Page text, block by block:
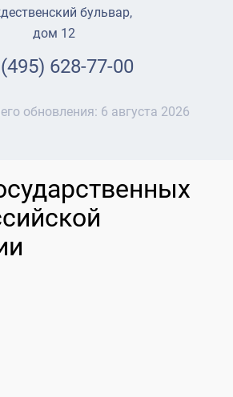
бульвар,
дом 12
628-77-00
обновления: 6 августа 2026